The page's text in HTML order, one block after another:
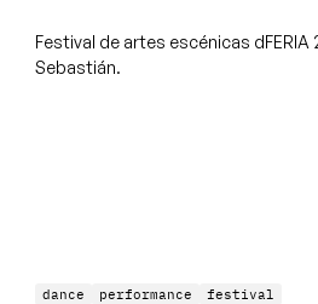
Festival de artes escénicas
Sebastián.
dance performance festival